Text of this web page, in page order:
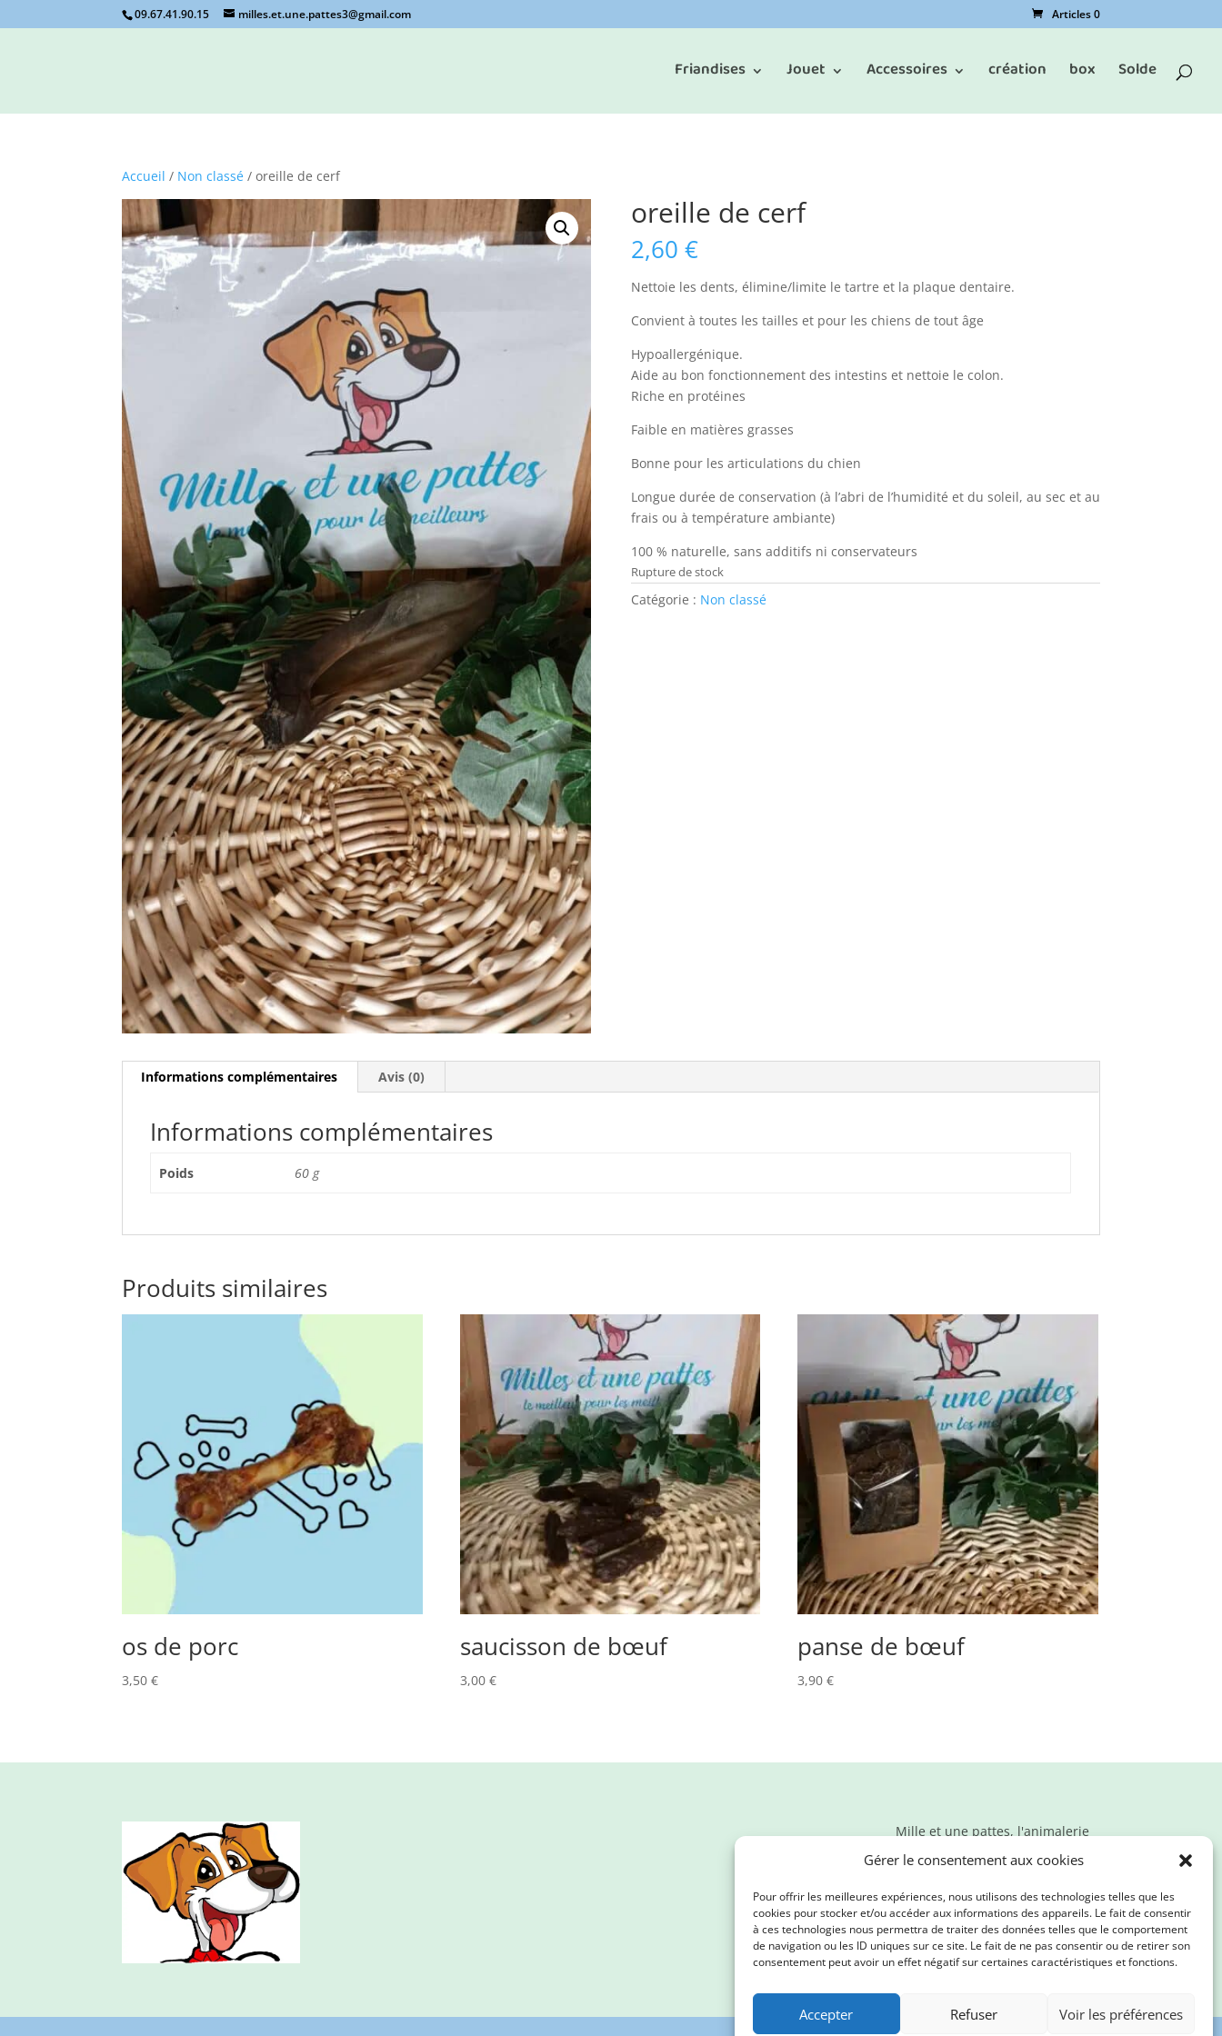
Gérer le consentement aux cookies
Pour offrir les meilleures expériences, nous utilisons des technologies telles que les
cookies pour stocker et/ou accéder aux informations des appareils. Le fait de consentir
à ces technologies nous permettra de traiter des données telles que le comportement
de navigation ou les ID uniques sur ce site. Le fait de ne pas consentir ou de retirer son
consentement peut avoir un effet négatif sur certaines caractéristiques et fonctions.
Accepter Refuser Voir les préférences
09.67.41.90.15 milles.et.une.pattes3@gmail.com Articles 0
Friandises Jouet Accessoires création box Solde
Accueil / Non classé / oreille de cerf
oreille de cerf
2,60 €
Nettoie les dents, élimine/limite le tartre et la plaque dentaire.
Convient à toutes les tailles et pour les chiens de tout âge
Hypoallergénique.
Aide au bon fonctionnement des intestins et nettoie le colon.
Riche en protéines
Faible en matières grasses
Bonne pour les articulations du chien
Longue durée de conservation (à l’abri de l’humidité et du soleil, au sec et au
frais ou à température ambiante)
100 % naturelle, sans additifs ni conservateurs
Rupture de stock
Catégorie : Non classé
Informations complémentaires Avis (0)
Informations complémentaires
Poids 60 g
Produits similaires
os de porc
3,50€
saucisson de bœuf
3,00 €
panse de bœuf
3,90€
Mille et une pattes, l'animalerie
en ligne qui propose des
produits de qualité. Nous
prenons soin de vos loulous et
de la planète !